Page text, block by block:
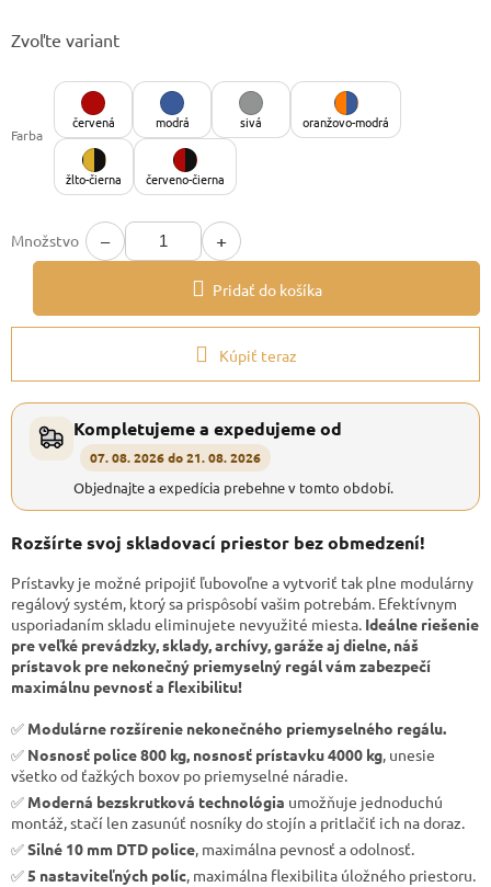
cena:
Zvoľte variant
Farba
červená modrá sivá oranžovo-modrá
žlto-čierna červeno-čierna
Množstvo − +
Pridať do košíka
Kúpiť teraz
Kompletujeme a expedujeme od
07. 08. 2026 do 21. 08. 2026
Objednajte a expedícia prebehne v tomto období.
Rozšírte svoj skladovací priestor bez obmedzení!
Prístavky je možné pripojiť ľubovoľne a vytvoriť tak plne modulárny
regálový systém, ktorý sa prispôsobí vašim potrebám. Efektívnym
usporiadaním skladu eliminujete nevyužité miesta. Ideálne riešenie
pre veľké prevádzky, sklady, archívy, garáže aj dielne, náš
prístavok pre nekonečný priemyselný regál vám zabezpečí
maximálnu pevnosť a flexibilitu!
✅ Modulárne rozšírenie nekonečného priemyselného regálu.
✅ Nosnosť police 800 kg, nosnosť prístavku 4000 kg , unesie
všetko od ťažkých boxov po priemyselné náradie.
✅ Moderná bezskrutková technológia umožňuje jednoduchú
montáž, stačí len zasunúť nosníky do stojín a pritlačiť ich na doraz.
✅Silné 10 mm DTD police , maximálna pevnosť a odolnosť.
✅ 5 nastaviteľných políc , maximálna flexibilita úložného priestoru.